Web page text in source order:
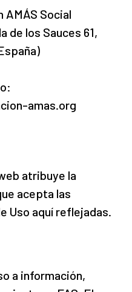
AMÁS Social
de los Sauces 61,
amas.org
atribuye la
acepta las
Uso aquí reflejadas.
a información,